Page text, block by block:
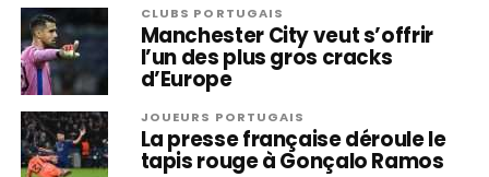
CLUBS PORTUGAIS
Manchester City veut s’offrir
l’un des plus gros cracks
d’Europe
JOUEURS PORTUGAIS
La presse française déroule le
tapis rouge à Gonçalo Ramos